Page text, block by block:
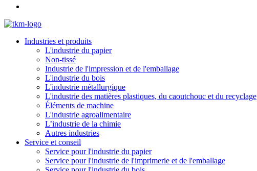
Industries et produits
L'industrie du papier
Non-tissé
Industrie de l'impression et de l'emballage
L'industrie du bois
L'industrie métallurgique
L'industrie des matières plastiques, du caoutchouc et du recyclage
Éléments de machine
L'industrie agroalimentaire
L’industrie de la chimie
Autres industries
Service et conseil
Service pour l'industrie du papier
Service pour l'industrie de l'imprimerie et de l'emballage